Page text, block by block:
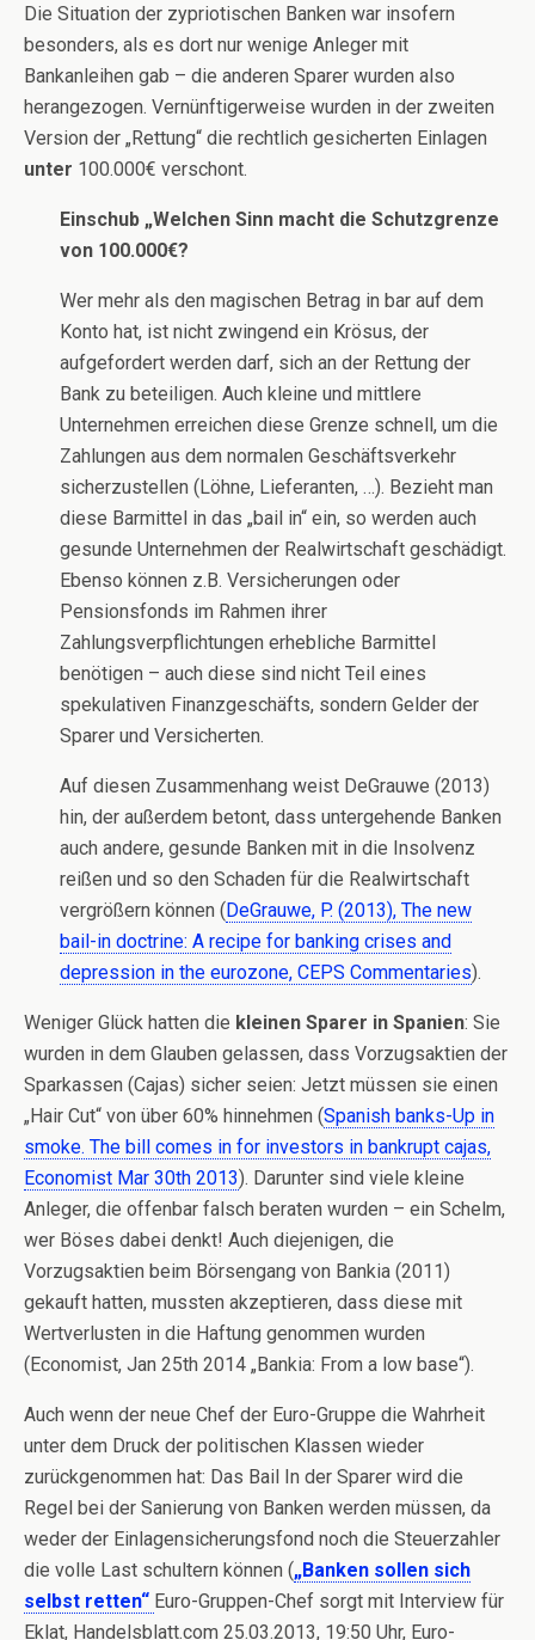
Die Situation der zypriotischen Banken war insofern
besonders, als es dort nur wenige Anleger mit
Bankanleihen gab – die anderen Sparer wurden also
herangezogen. Vernünftigerweise wurden in der zweiten
Version der „Rettung“ die rechtlich gesicherten Einlagen
unter 100.000€ verschont.
Einschub „Welchen Sinn macht die Schutzgrenze
von 100.000€?
Wer mehr als den magischen Betrag in bar auf dem
Konto hat, ist nicht zwingend ein Krösus, der
aufgefordert werden darf, sich an der Rettung der
Bank zu beteiligen. Auch kleine und mittlere
Unternehmen erreichen diese Grenze schnell, um die
Zahlungen aus dem normalen Geschäftsverkehr
sicherzustellen (Löhne, Lieferanten, …). Bezieht man
diese Barmittel in das „bail in“ ein, so werden auch
gesunde Unternehmen der Realwirtschaft geschädigt.
Ebenso können z.B. Versicherungen oder
Pensionsfonds im Rahmen ihrer
Zahlungsverpflichtungen erhebliche Barmittel
benötigen – auch diese sind nicht Teil eines
spekulativen Finanzgeschäfts, sondern Gelder der
Sparer und Versicherten.
Auf diesen Zusammenhang weist DeGrauwe (2013)
hin, der außerdem betont, dass untergehende Banken
auch andere, gesunde Banken mit in die Insolvenz
reißen und so den Schaden für die Realwirtschaft
vergrößern können (DeGrauwe, P. (2013), The new
bail-in doctrine: A recipe for banking crises and
depression in the eurozone, CEPS Commentaries).
Weniger Glück hatten die kleinen Sparer in Spanien: Sie
wurden in dem Glauben gelassen, dass Vorzugsaktien der
Sparkassen (Cajas) sicher seien: Jetzt müssen sie einen
„Hair Cut“ von über 60% hinnehmen (Spanish banks-Up in
smoke. The bill comes in for investors in bankrupt cajas,
Economist Mar 30th 2013). Darunter sind viele kleine
Anleger, die offenbar falsch beraten wurden – ein Schelm,
wer Böses dabei denkt! Auch diejenigen, die
Vorzugsaktien beim Börsengang von Bankia (2011)
gekauft hatten, mussten akzeptieren, dass diese mit
Wertverlusten in die Haftung genommen wurden
(Economist, Jan 25th 2014 „Bankia: From a low base“).
Auch wenn der neue Chef der Euro-Gruppe die Wahrheit
unter dem Druck der politischen Klassen wieder
zurückgenommen hat: Das Bail In der Sparer wird die
Regel bei der Sanierung von Banken werden müssen, da
weder der Einlagensicherungsfond noch die Steuerzahler
die volle Last schultern können („Banken sollen sich
selbst retten“ Euro-Gruppen-Chef sorgt mit Interview für
Eklat, Handelsblatt.com 25.03.2013, 19:50 Uhr, Euro-